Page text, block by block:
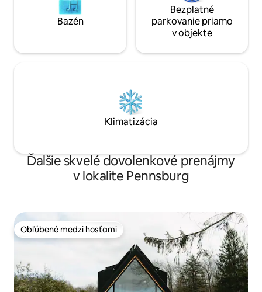
Bazén
Bezplatné
parkovanie priamo
v objekte
Klimatizácia
Ďalšie skvelé dovolenkové prenájmy
v lokalite Pennsburg
Obľúbené medzi hosťami
Obľúbené medzi hosťami